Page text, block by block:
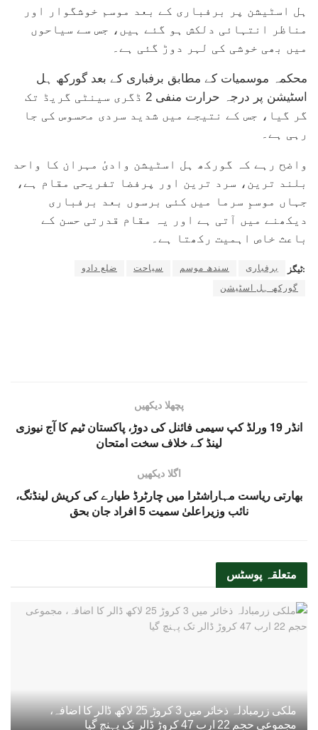
ہل اسٹیشن پر برفباری کے بعد موسم خوشگوار اور
مناظر انتہائی دلکش ہو گئے ہیں، جس سے سیاحوں
میں بھی خوشی کی لہر دوڑ گئی ہے۔
محکمہ موسمیات کے مطابق برفباری کے بعد گورکھ ہل
اسٹیشن پر درجہ حرارت منفی 2 ڈگری سینٹی گریڈ تک
گر گیا، جس کے نتیجے میں شدید سردی محسوس کی جا
رہی ہے۔
واضح رہے کہ گورکھ ہل اسٹیشن وادیٔ مہران کا واحد
بلند ترین، سرد ترین اور پرفضا تفریحی مقام ہے،
جہاں موسمِ سرما میں کئی برسوں بعد برفباری
دیکھنے میں آتی ہے اور یہ مقام قدرتی حسن کے
باعث خاص اہمیت رکھتا ہے۔
ٹیگز: برفباری سندھ موسم سیاحت
ضلع دادو
گورکھ ہل اسٹیشن
پچھلا دیکھیں
انڈر 19 ورلڈ کپ سیمی فائنل کی دوڑ، پاکستان ٹیم کا آج نیوزی
لینڈ کے خلاف سخت امتحان
اگلا دیکھیں
بھارتی ریاست مہاراشٹرا میں چارٹرڈ طیارے کی کریش لینڈنگ،
نائب وزیراعلیٰ سمیت 5 افراد جان بحق
متعلقہ پوسٹس
ملکی زرمبادلہ ذخائر میں 3 کروڑ 25 لاکھ ڈالر کا اضافہ،
مجموعی حجم 22 ارب 47 کروڑ ڈالر تک پہنچ گیا